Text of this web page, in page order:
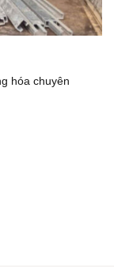
hóa chuyên